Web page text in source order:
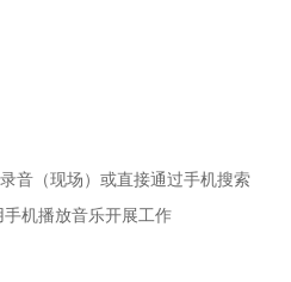
音（现场）或直接通过手机搜索
手机播放音乐开展工作